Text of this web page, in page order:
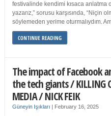
festivalinde kendimi kısaca anlatma
yazarız,” sorusu karşısında, “Niçin
söylemeden yerime oturmalıydım.
CONTINUE READING
The impact of Facebook
the tech giants / KILLING
MEDIA / NICK FEIK
Güneyin Işıkları | February 16, 2025